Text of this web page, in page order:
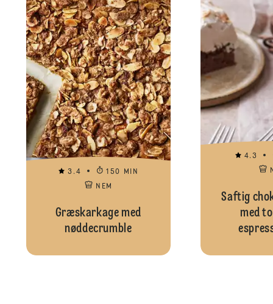
3.4
150 MIN
NEM
Græskarkage med
nøddecrumble
4.3
Saftig
med